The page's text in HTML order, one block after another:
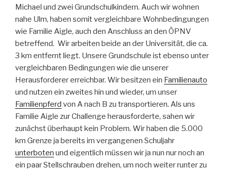
Michael und zwei Grundschulkindern. Auch wir wohnen
nahe Ulm, haben somit vergleichbare Wohnbedingungen
wie Familie Aigle, auch den Anschluss an den ÖPNV
betreffend. Wir arbeiten beide an der Universität, die ca.
3 km entfernt liegt. Unsere Grundschule ist ebenso unter
vergleichbaren Bedingungen wie die unserer
Herausforderer erreichbar. Wir besitzen ein Familienauto
und nutzen ein zweites hin und wieder, um unser
Familienpferd von A nach B zu transportieren. Als uns
Familie Aigle zur Challenge herausforderte, sahen wir
zunächst überhaupt kein Problem. Wir haben die 5.000
km Grenze ja bereits im vergangenen Schuljahr
unterboten und eigentlich müssen wir ja nun nur noch an
ein paar Stellschrauben drehen, um noch weiter runter zu